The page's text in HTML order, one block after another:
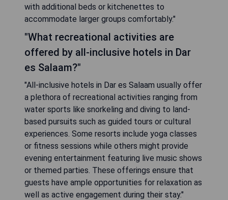
with additional beds or kitchenettes to
accommodate larger groups comfortably."
"What recreational activities are
offered by all-inclusive hotels in Dar
es Salaam?"
"All-inclusive hotels in Dar es Salaam usually offer
a plethora of recreational activities ranging from
water sports like snorkeling and diving to land-
based pursuits such as guided tours or cultural
experiences. Some resorts include yoga classes
or fitness sessions while others might provide
evening entertainment featuring live music shows
or themed parties. These offerings ensure that
guests have ample opportunities for relaxation as
well as active engagement during their stay."